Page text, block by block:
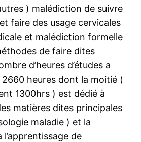
) malédiction de suivre
faire des usage cervicales
et malédiction formelle
de faire dites
d’heures d’études a
2660 heures dont la moitié (
1300hrs ) est dédié à
matières dites principales
maladie ) et la
de